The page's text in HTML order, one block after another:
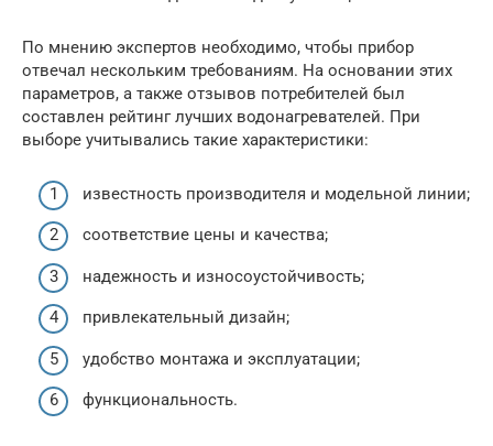
По мнению экспертов необходимо, чтобы прибор
отвечал нескольким требованиям. На основании этих
параметров, а также отзывов потребителей был
составлен рейтинг лучших водонагревателей. При
выборе учитывались такие характеристики:
известность производителя и модельной линии;
соответствие цены и качества;
надежность и износоустойчивость;
привлекательный дизайн;
удобство монтажа и эксплуатации;
функциональность.